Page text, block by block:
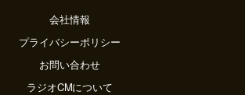
会社情報
プライバシーポリシー
お問い合わせ
ラジオCMについて